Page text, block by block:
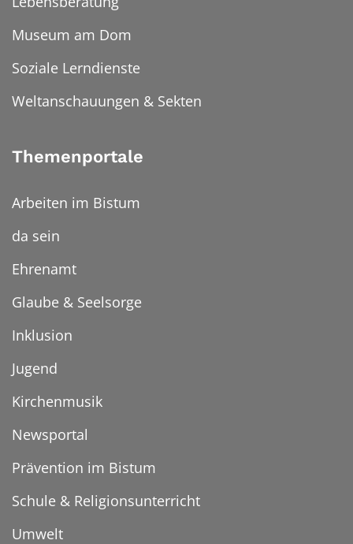
Museum am Dom
Soziale Lerndienste
Weltanschauungen & Sekten
Themenportale
Arbeiten im Bistum
da sein
Ehrenamt
Glaube & Seelsorge
Inklusion
Jugend
Kirchenmusik
Newsportal
Prävention im Bistum
Schule & Religionsunterricht
Umwelt